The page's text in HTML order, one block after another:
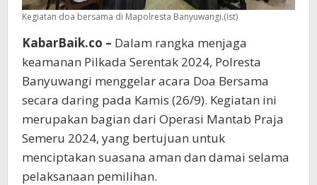
Kegiatan doa bersama di Mapolresta Banyuwangi.(ist)
KabarBaik.co – Dalam rangka menjaga
keamanan Pilkada Serentak 2024, Polresta
Banyuwangi menggelar acara Doa Bersama
secara daring pada Kamis (26/9). Kegiatan ini
merupakan bagian dari Operasi Mantab Praja
Semeru 2024, yang bertujuan untuk
menciptakan suasana aman dan damai selama
pelaksanaan pemilihan.